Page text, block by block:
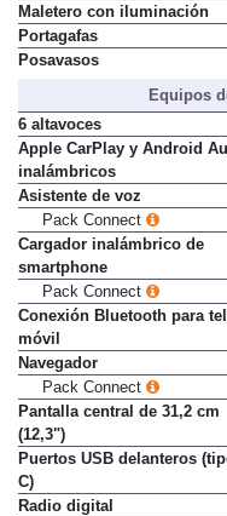
Maletero con iluminación
Portagafas
Posavasos
Equipos
6 altavoces
Apple CarPlay y Android
inalámbricos
Asistente de voz
Pack Connect
Cargador inalámbrico de
smartphone
Pack Connect
Conexión Bluetooth para
móvil
Navegador
Pack Connect
Pantalla central de 31,2 cm
(12,3")
Puertos USB delanteros
C)
Radio digital